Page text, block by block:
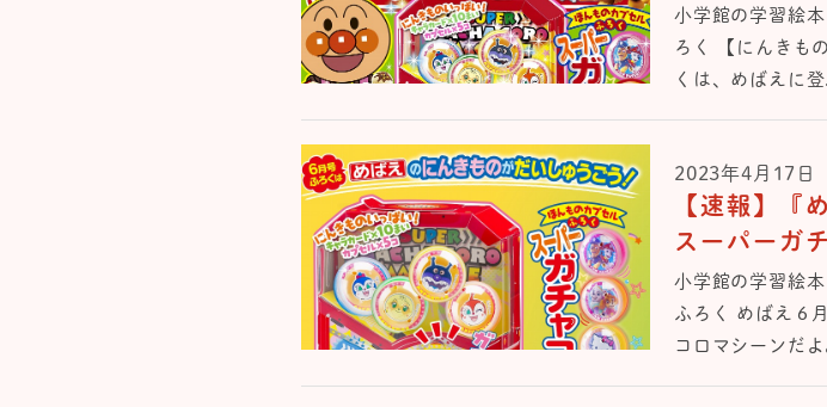
小学館の学習絵
ろく 【にんきも
くは、めばえに登
2023年4月17日
【速報】『
スーパーガ
小学館の学習絵
ふろく めばえ６
コロマシーンだ